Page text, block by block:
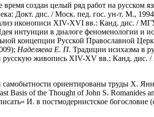
создан целый ряд работ на русском
Докт. дис. / Моск. пед. гос. ун-т. М.,
иконописи XIV-XVI вв.: Канд. дис. /
интуиции в диалоге феноменологии и
концепции Русской Православной
Наделяева Е. П. Традиции исихазма в
русскую живопись XIV-XV вв.: Канд.
ориентированы труды Х.
Basis of the Thought of John S.
И. в постмодернистское богословие